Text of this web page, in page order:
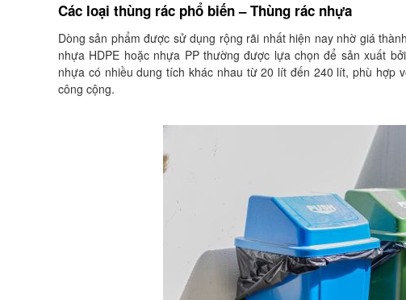
Các loại thùng rác phổ biến – Thùng rác nhựa
Dòng sản phẩm được sử dụng rộng rãi nhất hiện nay nhờ giá
nhựa HDPE hoặc nhựa PP thường được lựa chọn để sản xuất
nhựa có nhiều dung tích khác nhau từ 20 lít đến 240 lít, phù hợp
công cộng.